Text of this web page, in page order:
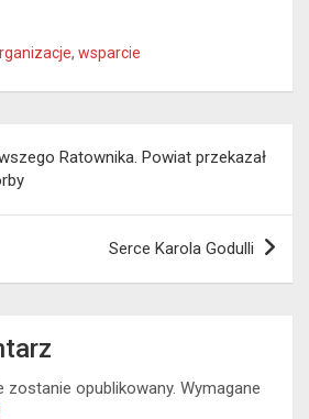
, wsparcie
Ratownika. Powiat przekazał
Serce Karola Godulli
zostanie opublikowany. Wymagane